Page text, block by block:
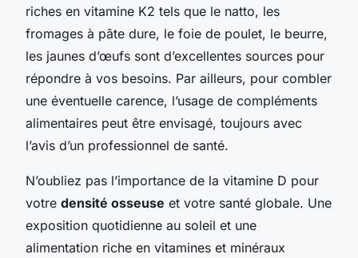
riches en vitamine K2 tels que le natto, les
fromages à pâte dure, le foie de poulet, le beurre,
les jaunes d’œufs sont d’excellentes sources pour
répondre à vos besoins. Par ailleurs, pour combler
une éventuelle carence, l’usage de compléments
alimentaires peut être envisagé, toujours avec
l’avis d’un professionnel de santé.
N’oubliez pas l’importance de la vitamine D pour
votre densité osseuse et votre santé globale. Une
exposition quotidienne au soleil et une
alimentation riche en vitamines et minéraux